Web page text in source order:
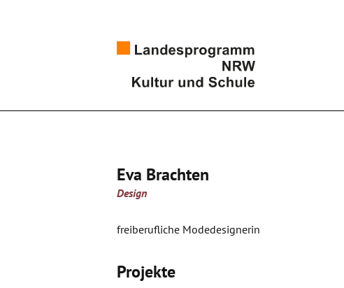
Eva Brachten
Design
freiberufliche Modedesignerin
Projekte